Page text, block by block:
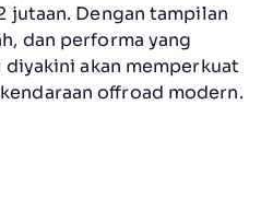
jutaan. Dengan tampilan
dan performa yang
akan memperkuat
offroad modern.